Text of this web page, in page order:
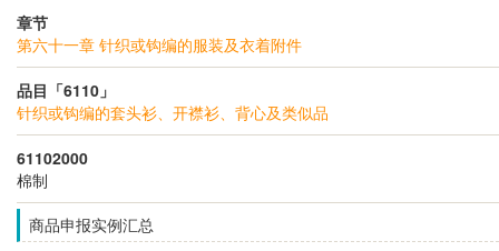
章节
第六十一章 针织或钩编的服装及衣着附件
品目「6110」
针织或钩编的套头衫、开襟衫、背心及类似品
61102000
棉制
商品申报实例汇总